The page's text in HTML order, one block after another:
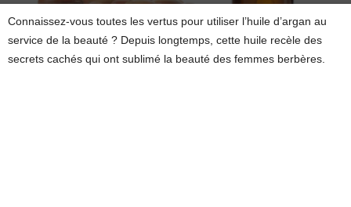
Connaissez-vous toutes les vertus pour utiliser l’huile d’argan au
service de la beauté ? Depuis longtemps, cette huile recèle des
secrets cachés qui ont sublimé la beauté des femmes berbères.